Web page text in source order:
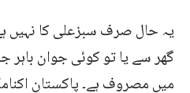
یہ حال صرف سبزعلی کا نہیں
گھر سے یا تو کوئی جوان باہر